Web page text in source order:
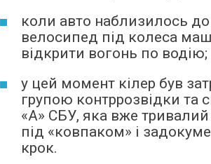
коли авто наблизилось до
велосипед під колеса
відкрити вогонь по водію;
у цей момент кілер був
групою контррозвідки та
«А» СБУ, яка вже тривалий
під «ковпаком» і
крок.